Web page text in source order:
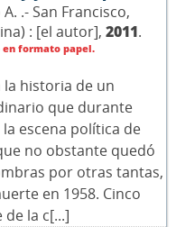
.- San Francisco,
: [el autor], 2011.
formato papel.
historia de un
que durante
escena política de
no obstante quedó
por otras tantas,
en 1958. Cinco
la c[...]